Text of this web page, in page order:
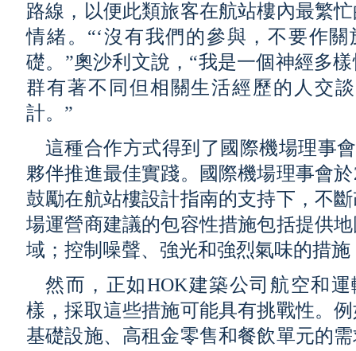
路線，以便此類旅客在航站樓內最繁
情緒。“‘沒有我們的參與，不要作
礎。”奧沙利文說，“我是一個神經多
群有著不同但相關生活經歷的人交
計。”
這種合作方式得到了國際機場理事
夥伴推進最佳實踐。國際機場理事會
鼓勵在航站樓設計指南的支持下，不
場運營商建議的包容性措施包括提供
域；控制噪聲、強光和強烈氣味的措
然而，正如HOK建築公司航空和
樣，採取這些措施可能具有挑戰性。
基礎設施、高租金零售和餐飲單元的